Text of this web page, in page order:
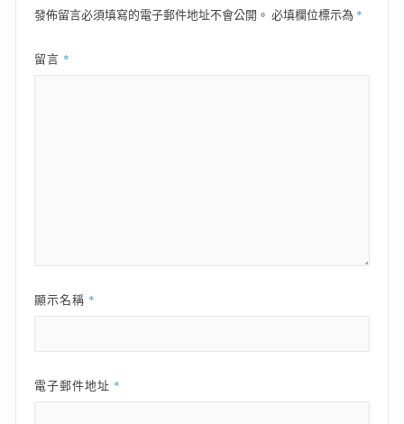
發佈留言必須填寫的電子郵件地址不會公開。 必填欄位標示為 *
留言 *
顯示名稱 *
電子郵件地址 *